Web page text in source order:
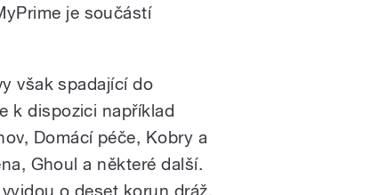
je součástí
však spadající do
k dispozici například
Domácí péče, Kobry a
Ghoul a některé další.
o deset korun dráž.